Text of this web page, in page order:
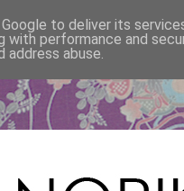
to deliver its
with performance and
abuse.